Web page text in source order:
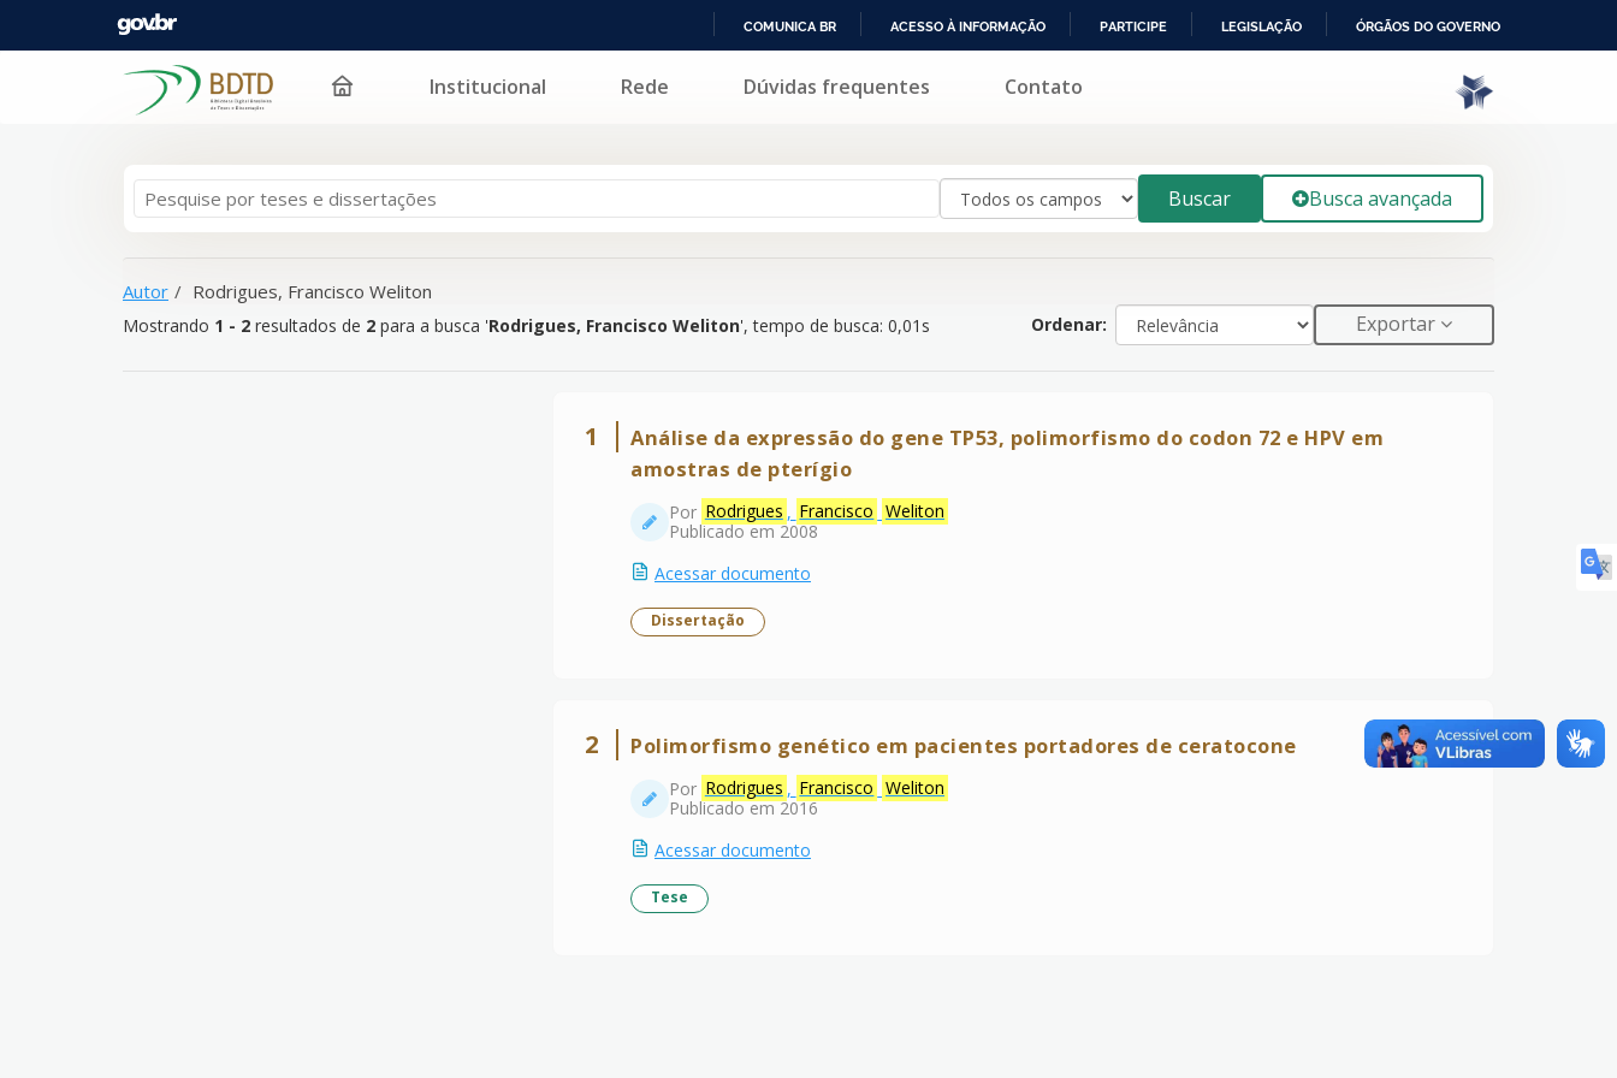
PARA
COMUNICA BR ACESSO À INFORMAÇÃO PARTICIPE LEGISLAÇÃO ÓRGÃOS DO GOVERNO
resultados de2para a busca ' Rodrigues, Francisco Weliton'
Pular para o conteúdo Institucional Rede Dúvidas frequentes Contato
Buscar Busca avançada
Autor Rodrigues, Francisco Weliton
Mostrando 1 - 2 resultados de 2 para a busca 'Rodrigues, Francisco Weliton', tempo de busca: 0,01s Ordenar: Exportar
1
Análise da expressão do gene TP53, polimorfismo do codon 72 e HPV em
amostras de pterígio
Por Rodrigues , Francisco Weliton
Publicado em 2008
Acessar documento
Dissertação
2 Polimorfismo genético em pacientes portadores de ceratocone
Por Rodrigues , Francisco Weliton
Publicado em 2016
Acessar documento
Tese